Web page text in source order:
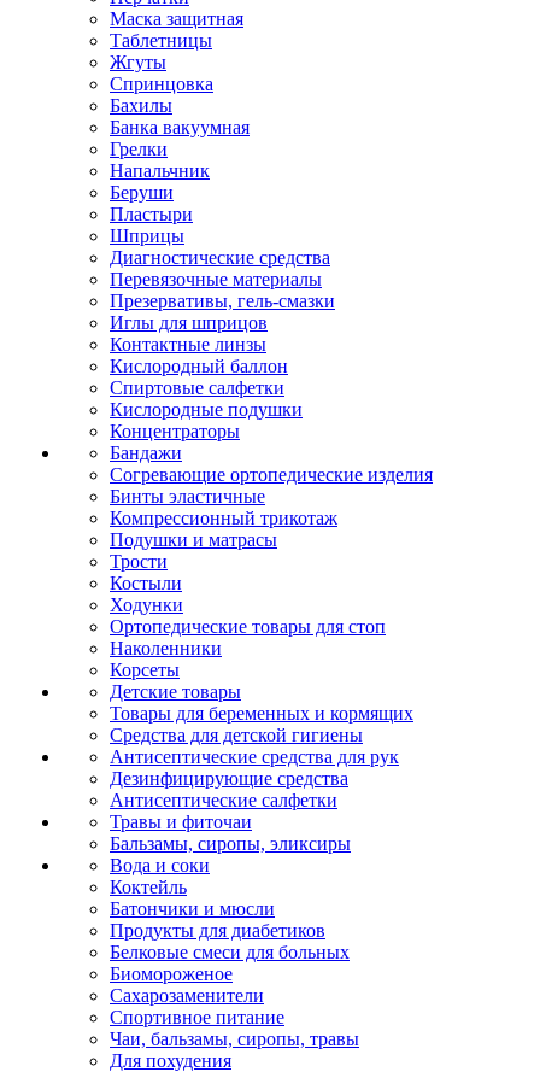
Маска защитная
Таблетницы
Жгуты
Спринцовка
Бахилы
Банка вакуумная
Грелки
Напальчник
Беруши
Пластыри
Шприцы
Диагностические средства
Перевязочные материалы
Презервативы, гель-смазки
Иглы для шприцов
Контактные линзы
Кислородный баллон
Спиртовые салфетки
Кислородные подушки
Концентраторы
Бандажи
Согревающие ортопедические изделия
Бинты эластичные
Компрессионный трикотаж
Подушки и матрасы
Трости
Костыли
Ходунки
Ортопедические товары для стоп
Наколенники
Корсеты
Детские товары
Товары для беременных и кормящих
Средства для детской гигиены
Антисептические средства для рук
Дезинфицирующие средства
Антисептические салфетки
Травы и фиточаи
Бальзамы, сиропы, эликсиры
Вода и соки
Коктейль
Батончики и мюсли
Продукты для диабетиков
Белковые смеси для больных
Биомороженое
Сахарозаменители
Спортивное питание
Чаи, бальзамы, сиропы, травы
Для похудения